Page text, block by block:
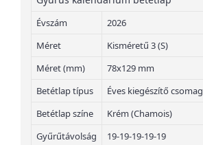
Évszám
2026
Méret
Kisméretű 3 (S)
Méret (mm)
78x129 mm
Betétlap típus
Éves kiegészítő csomag
Betétlap színe
Krém (Chamois)
Gyűrűtávolság
19-19-19-19-19